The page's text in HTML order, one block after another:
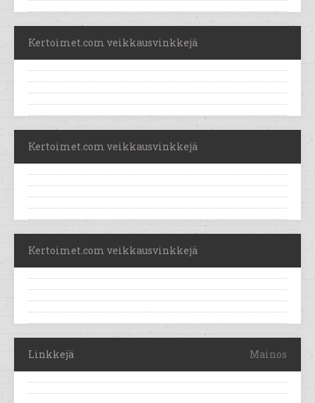
Kertoimet.com veikkausvinkkejä
Kertoimet.com veikkausvinkkejä
Kertoimet.com veikkausvinkkejä
Linkkejä Mainos